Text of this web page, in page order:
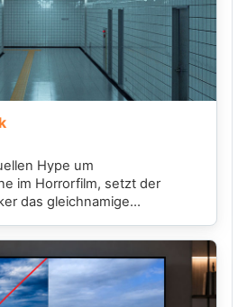
Hype um
im Horrorfilm, setzt der
das gleichnamige